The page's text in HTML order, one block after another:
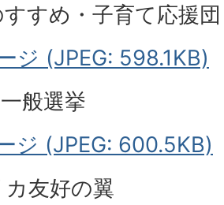
すめ・子育て応援団
ジ (JPEG: 598.1KB)
般選挙
ジ (JPEG: 600.5KB)
カ友好の翼